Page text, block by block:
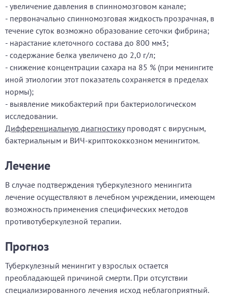
- увеличение давления в спинномозговом канале;
- первоначально спинномозговая жидкость прозрачная, в
течение суток возможно образование сеточки фибрина;
- нарастание клеточного состава до 800 мм3;
- содержание белка увеличено до 2,0 г/л;
- снижение концентрации сахара на 85 % (при менингите
иной этиологии этот показатель сохраняется в пределах
нормы);
- выявление микобактерий при бактериологическом
исследовании.
Дифференциальную диагностикупроводят с вирусным,
бактериальным и ВИЧ-криптококкозном менингитом.
Лечение
В случае подтверждения туберкулезного менингита
лечение осуществляют в лечебном учреждении, имеющем
возможность применения специфических методов
противотуберкулезной терапии.
Прогноз
Туберкулезный менингит у взрослых остается
преобладающей причиной смерти. При отсутствии
специализированного лечения исход неблагоприятный.